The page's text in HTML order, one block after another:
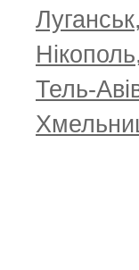
Луганськ,
Нікополь,
Тель-